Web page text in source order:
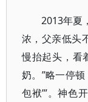
2013年夏
浓，父亲低头
慢抬起头，看
奶。”略一停
包袱’”。神色